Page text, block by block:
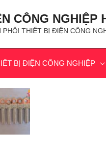
CÔNG NGHIỆP
PHỐI THIẾT BỊ ĐIỆN CÔNG
BỊ ĐIỆN CÔNG NGHIỆP